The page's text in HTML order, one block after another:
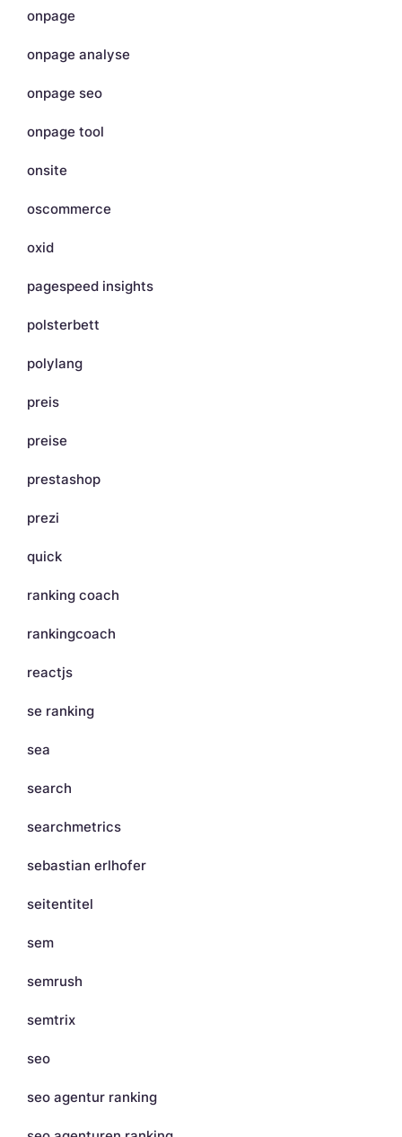
onpage
onpage analyse
onpage seo
onpage tool
onsite
oscommerce
oxid
pagespeed insights
polsterbett
polylang
preis
preise
prestashop
prezi
quick
ranking coach
rankingcoach
reactjs
se ranking
sea
search
searchmetrics
sebastian erlhofer
seitentitel
sem
semrush
semtrix
seo
seo agentur ranking